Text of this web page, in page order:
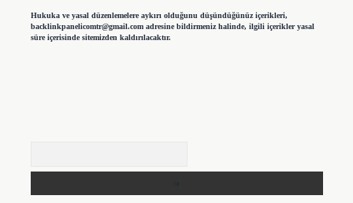
Hukuka ve yasal düzenlemelere aykırı olduğunu düşündüğünüz içerikleri,
backlinkpanelicomtr@gmail.comadresine bildirmeniz halinde, ilgili içerikler yasal
süre içerisinde sitemizden kaldırılacaktır.